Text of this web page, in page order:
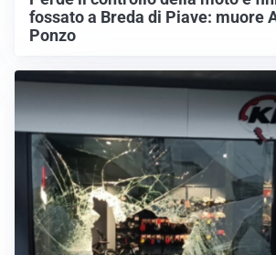
fossato a Breda di Piave: muore
Ponzo